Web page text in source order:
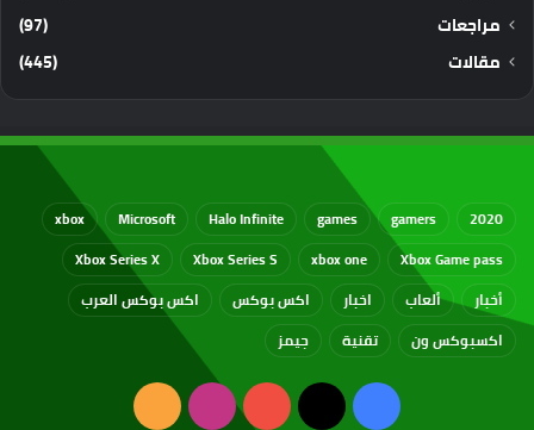
مراجعات
(97)
مقالات
(445)
2020
gamers
games
Halo Infinite
Microsoft
xbox
Xbox Game pass
xbox one
Xbox Series S
Xbox Series X
أخبار
ألعاب اخبار اكس بوكس
اكس بوكس العرب
اكسبوكس ون
تقنية جيمز
فيسبوك
‫X
‫YouTubeانستقرامملخص